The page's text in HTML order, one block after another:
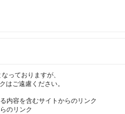
っておりますが、
はご遠慮ください。
内容を含むサイトからのリンク
のリンク